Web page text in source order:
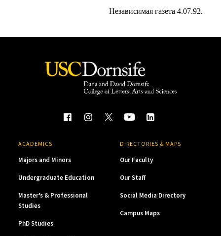
Независимая газета 4.07.92.
ACADEMICS
Majors and Minors
Undergraduate Education
Master’s & Professional
Studies
PhD Studies
DIRECTORIES & MAPS
Our Faculty
Our Staff
Social Media Directory
Campus Maps